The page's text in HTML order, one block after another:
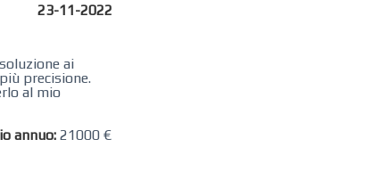
23-11-2022
ai
precisione.
al mio
annuo: 21000 €